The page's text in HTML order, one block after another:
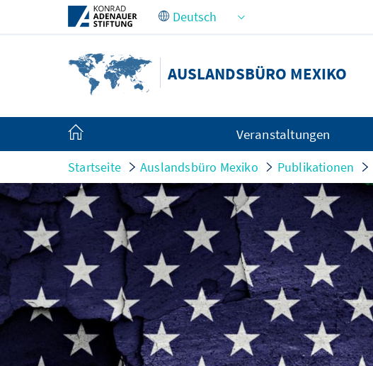
Zum Hauptinhalt springen
AUSLANDSBÜRO MEXIKO
Veranstaltungen
Startseite Auslandsbüro Mexiko Publikationen